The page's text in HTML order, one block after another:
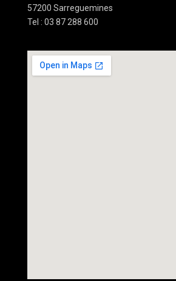
57200 Sarreguemines
Tel : 03 87 288 600